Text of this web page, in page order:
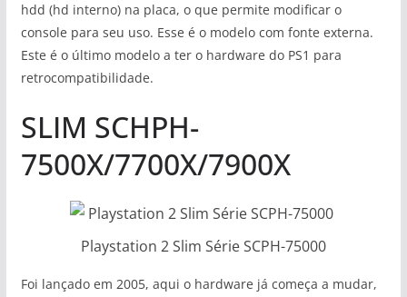
hdd (hd interno) na placa, o que permite modificar o
console para seu uso. Esse é o modelo com fonte externa.
Este é o último modelo a ter o hardware do PS1 para
retrocompatibilidade.
SLIM SCHPH-
7500X/7700X/7900X
Playstation 2 Slim Série SCPH-75000
Foi lançado em 2005, aqui o hardware já começa a mudar,